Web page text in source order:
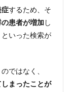
症するため、そ
患者が増加 し
いった検索が
ではなく、
しまったことが